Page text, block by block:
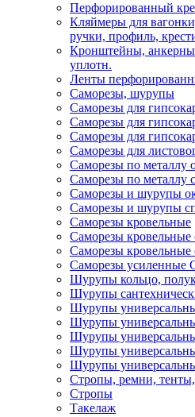
Перфорированный
Кляймеры для
ручки, профиль,
Кронштейны,
уплотн.
Ленты
Саморезы, шурупы
Саморезы для
Саморезы для
Саморезы для
Саморезы для
Саморезы по металлу
Саморезы по металлу
Саморезы и шурупы
Саморезы и шурупы
Саморезы кровельные
Саморезы
Саморезы
Саморезы
Шурупы кольцо,
Шурупы
Шурупы
Шурупы
Шурупы
Шурупы
Шурупы
Стропы, ремни, тенты,
Стропы
Такелаж